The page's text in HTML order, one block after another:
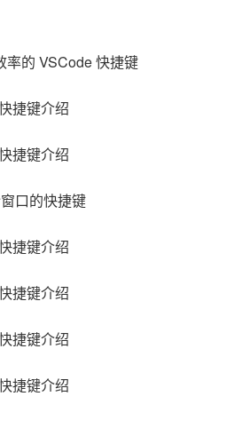
率的 VSCode 快捷键
捷键介绍
捷键介绍
口的快捷键
捷键介绍
捷键介绍
捷键介绍
捷键介绍